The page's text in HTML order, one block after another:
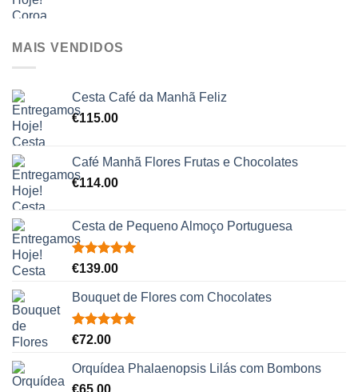
MAIS VENDIDOS
Cesta Café da Manhã Feliz
€115.00
Café Manhã Flores Frutas e Chocolates
€114.00
Cesta de Pequeno Almoço Portuguesa
Avaliação
€139.00
Bouquet de Flores com Chocolates
Avaliação
€72.00
Orquídea Phalaenopsis Lilás com Bombons
€65.00